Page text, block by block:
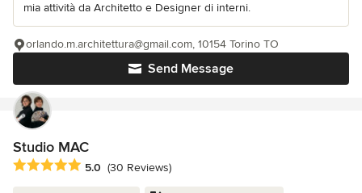
mia attività da Architetto e Designer di interni.
Send Message
orlando.m.architettura@gmail.com, 10154 Torino TO
Studio MAC
Average rating: 5 out of 5 stars
5.0 (30 Reviews)